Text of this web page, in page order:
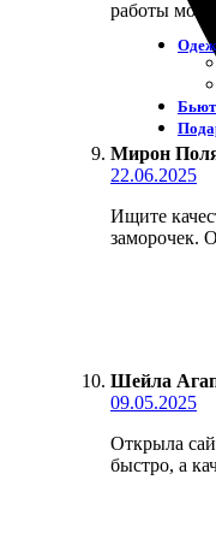
работы
Мирон
22.06.2025
Ищите
заморочек.
Шейла
09.05.2025
Открыла
быстро, а